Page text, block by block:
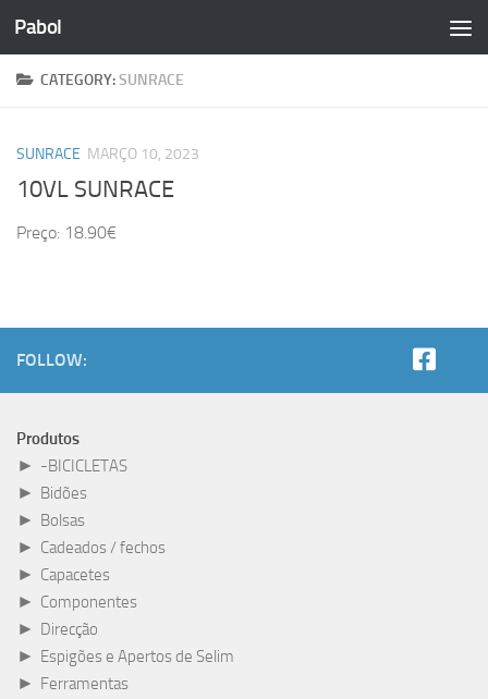
Skip to content
Pabol
CATEGORY:SUNRACE
SUNRACE MARÇO 10, 2023
10VL SUNRACE
Preço: 18.90€
FOLLOW:
Produtos
► -BICICLETAS
► Bidões
► Bolsas
► Cadeados / fechos
► Capacetes
► Componentes
► Direcção
► Espigões e Apertos de Selim
► Ferramentas